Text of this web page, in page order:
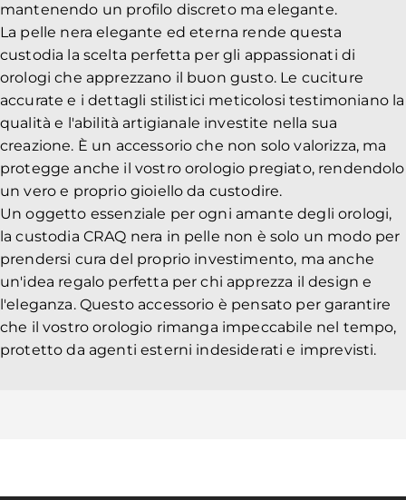
mantenendo un profilo discreto ma elegante.
La pelle nera elegante ed eterna rende questa
custodia la scelta perfetta per gli appassionati di
orologi che apprezzano il buon gusto. Le cuciture
accurate e i dettagli stilistici meticolosi testimoniano la
qualità e l'abilità artigianale investite nella sua
creazione. È un accessorio che non solo valorizza, ma
protegge anche il vostro orologio pregiato, rendendolo
un vero e proprio gioiello da custodire.
Un oggetto essenziale per ogni amante degli orologi,
la custodia CRAQ nera in pelle non è solo un modo per
prendersi cura del proprio investimento, ma anche
un'idea regalo perfetta per chi apprezza il design e
l'eleganza. Questo accessorio è pensato per garantire
che il vostro orologio rimanga impeccabile nel tempo,
protetto da agenti esterni indesiderati e imprevisti.